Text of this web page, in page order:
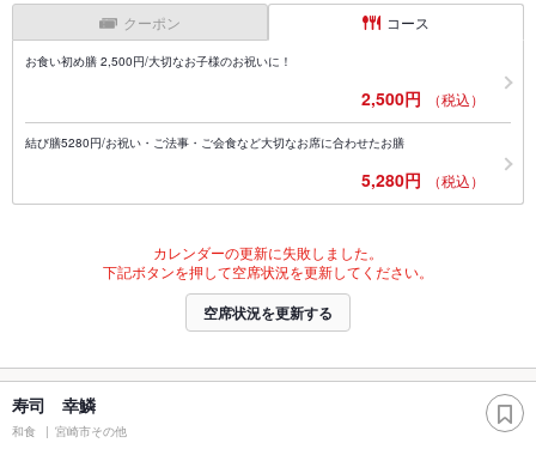
クーポン コース
お食い初め膳 2,500円/大切なお子様のお祝いに！
2,500円 （税込）
結び膳5280円/お祝い・ご法事・ご会食など大切なお席に合わせたお膳
5,280円 （税込）
カレンダーの更新に失敗しました。
下記ボタンを押して空席状況を更新してください。
空席状況を更新する
寿司 幸鱗
和食 宮崎市その他